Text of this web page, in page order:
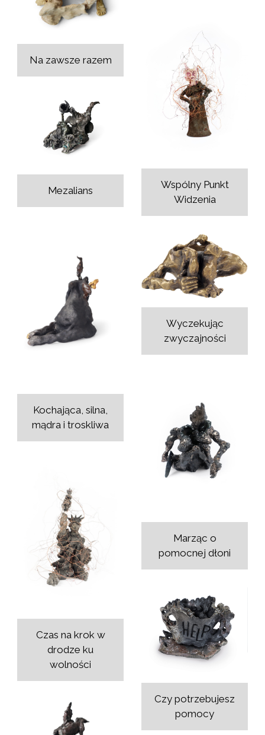
Na zawsze razem
Wspólny Punkt
Widzenia
Mezalians
Kochająca, silna,
mądra i troskliwa
Wyczekując
zwyczajności
Marząc o
pomocnej dłoni
Czas na krok w
drodze ku
wolności
Czy potrzebujesz
pomocy